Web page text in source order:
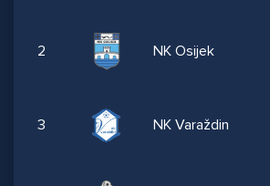
2 NK Osijek
3 NK Varaždin